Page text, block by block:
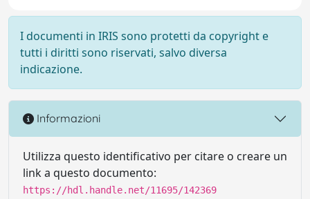
I documenti in IRIS sono protetti da copyright e
tutti i diritti sono riservati, salvo diversa
indicazione.
Informazioni
Utilizza questo identificativo per citare o creare un
link a questo documento:
https://hdl.handle.net/11695/142369